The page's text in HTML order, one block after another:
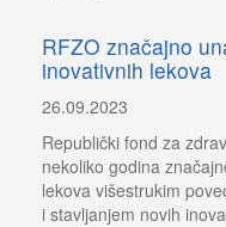
RFZO značajno
inovativnih lekova
26.09.2023
Republički fond za
nekoliko godina
lekova višestrukim
i stavljanjem novih